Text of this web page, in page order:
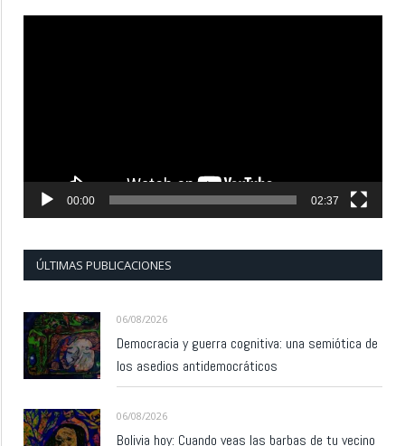
00:00 02:37
ÚLTIMAS PUBLICACIONES
06/08/2026
Democracia y guerra cognitiva: una semiótica de
los asedios antidemocráticos
06/08/2026
Bolivia hoy: Cuando veas las barbas de tu vecino